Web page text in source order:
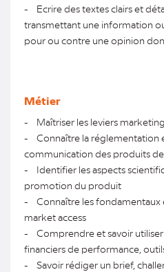
- Ecrire des textes clairs et
transmettant une information
pour ou contre une opinion
Métier
- Maîtriser les leviers
- Connaître la réglementation
communication des produits
- Identifier les aspects
promotion du produit
- Connaître les fondamentaux
market access
- Comprendre et savoir utiliser
financiers de performance,
- Savoir rédiger un brief,